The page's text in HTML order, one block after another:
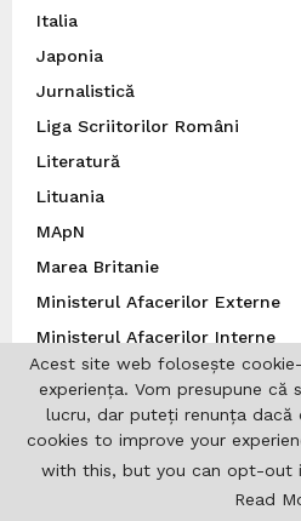
Italia
Japonia
Jurnalistică
Liga Scriitorilor Români
Literatură
Lituania
MApN
Marea Britanie
Ministerul Afacerilor Externe
Ministerul Afacerilor Interne
Moldova
Muzică
N.A.T.O.
Norvegia
Acest site web folosește
experiența. Vom presupune că
lucru, dar puteți renunța dacă
cookies to improve your
with this, but you can opt-out
Read